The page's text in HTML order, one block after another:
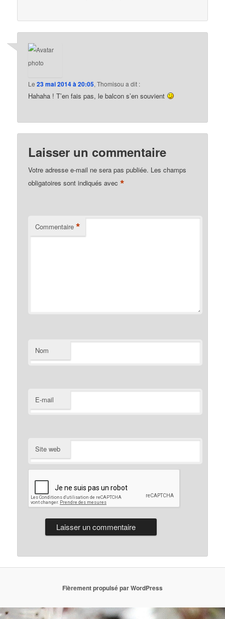
Le23 mai 2014 à 20:05,Thomisou a dit :
Hahaha ! T’en fais pas, le balcon s’en souvient
Laisser un commentaire
Votre adresse e-mail ne sera pas publiée. Les champs
obligatoires sont indiqués avec*
Commentaire *
Nom
E-mail
Site web
Fièrement propulsé par WordPress